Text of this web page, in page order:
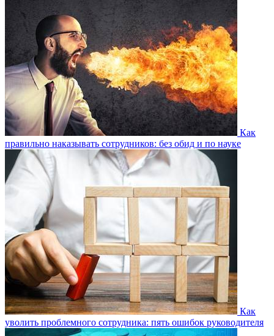
Как
правильно наказывать сотрудников: без обид и по науке
Как
уволить проблемного сотрудника: пять ошибок руководителя